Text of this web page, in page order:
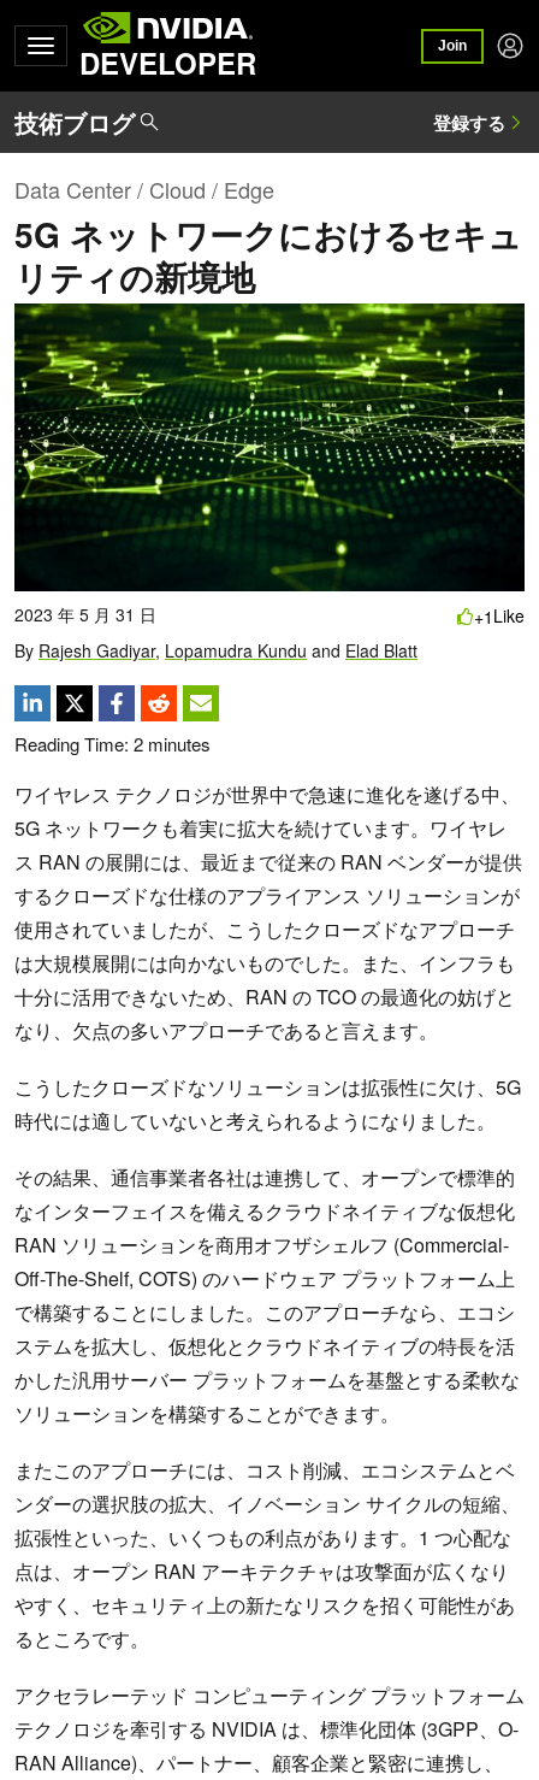
DEVELOPER Join
Data Center / Cloud / Edge
5G ネットワークにおけるセキュ
リティの新境地
2023 年 5 月 31 日
By Rajesh Gadiyar, Lopamudra Kundu and Elad Blatt
+1 Like
Reading Time: 2 minutes
ワイヤレス テクノロジが世界中で急速に進化を遂げる中、
5G ネットワークも着実に拡大を続けています。ワイヤレ
ス RAN の展開には、最近まで従来の RAN ベンダーが提供
するクローズドな仕様のアプライアンス ソリューションが
使用されていましたが、こうしたクローズドなアプローチ
は大規模展開には向かないものでした。また、インフラも
十分に活用できないため、RAN の TCO の最適化の妨げと
なり、欠点の多いアプローチであると言えます。
こうしたクローズドなソリューションは拡張性に欠け、5G
時代には適していないと考えられるようになりました。
その結果、通信事業者各社は連携して、オープンで標準的
なインターフェイスを備えるクラウドネイティブな仮想化
RAN ソリューションを商用オフザシェルフ (Commercial-
Off-The-Shelf, COTS) のハードウェア プラットフォーム上
で構築することにしました。このアプローチなら、エコシ
ステムを拡大し、仮想化とクラウドネイティブの特長を活
かした汎用サーバー プラットフォームを基盤とする柔軟な
ソリューションを構築することができます。
またこのアプローチには、コスト削減、エコシステムとベ
ンダーの選択肢の拡大、イノベーション サイクルの短縮、
拡張性といった、いくつもの利点があります。1 つ心配な
点は、オープン RAN アーキテクチャは攻撃面が広くなり
やすく、セキュリティ上の新たなリスクを招く可能性があ
るところです。
アクセラレーテッド コンピューティング プラットフォーム
テクノロジを牽引する NVIDIA は、標準化団体 (3GPP、O-
RAN Alliance)、パートナー、顧客企業と緊密に連携し、